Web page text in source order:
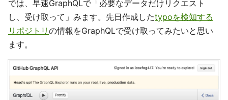
では、早速GraphQLで「必要なデータだけリクエスト
し、受け取って」みます。先日作成したtypoを検知する
リポジトリ の情報をGraphQLで受け取ってみたいと思い
ます。